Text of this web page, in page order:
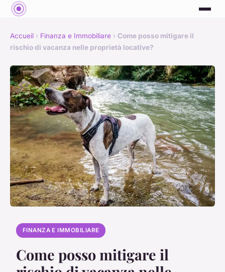
Accueil › Finanza e Immobiliare › Come posso mitigare il
rischio di vacanza nelle proprietà locative?
FINANZA E IMMOBILIARE
Come posso mitigare il